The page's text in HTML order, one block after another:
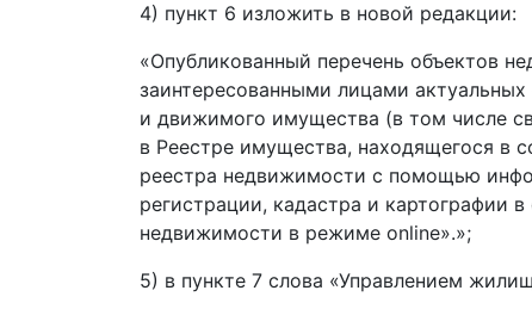
4) пункт 6 изложить в новой редакции:
«Опубликованный перечень объектов
заинтересованными лицами
и движимого имущества (в том числе
в Реестре имущества, находящегося в
реестра недвижимости с помощью
регистрации, кадастра и картографии
недвижимости в режиме online».»;
5) в пункте 7 слова «Управлением